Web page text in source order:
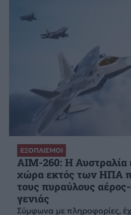
ΕΞΟΠΛΙΣΜΟΙ
AIM-260: Η Αυστραλία
χώρα εκτός των ΗΠΑ
τους πυραύλους
γενιάς
Σύμφωνα με πληροφορίες,